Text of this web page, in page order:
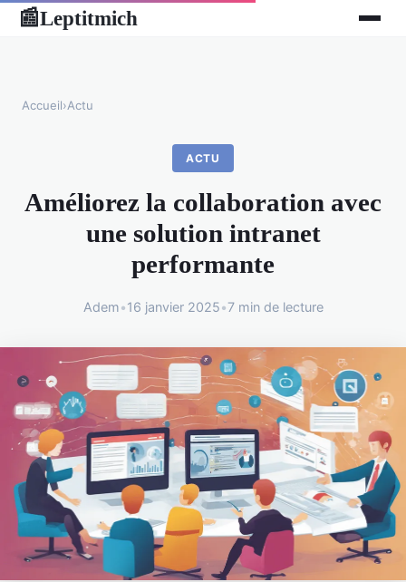
📰Leptitmich
Accueil›Actu
ACTU
Améliorez la collaboration avec
une solution intranet
performante
Adem•16 janvier 2025•7 min de lecture